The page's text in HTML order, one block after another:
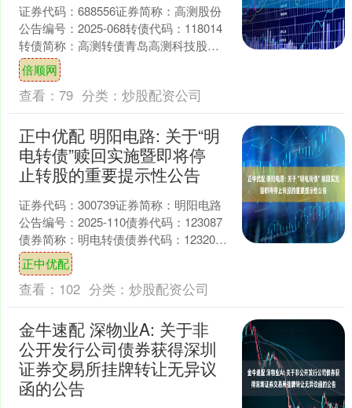
证券代码：688556证券简称：高测股份
公告编号：2025-068转债代码：118014
转债简称：高测转债青岛高测科技股份
有限公司关于实施“高测转债”赎回暨摘
牌....
倍顺网
查看： 79 分类： 炒股配资公司
正中优配 明阳电路: 关于“明
电转债”赎回实施暨即将停
止转股的重要提示性公告
证券代码：300739证券简称：明阳电路
公告编号：2025-110债券代码：123087
债券简称：明电转债债券代码：123203
债券简称：明电转02深圳明阳电路....
正中优配
查看： 102 分类： 炒股配资公司
金牛速配 深物业A: 关于非
公开发行公司债券获得深圳
证券交易所挂牌转让无异议
函的公告